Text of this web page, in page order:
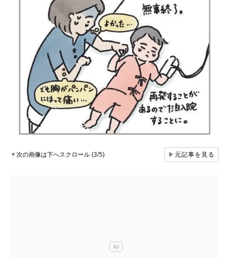
▼次の画像は下へスクロール (3/5) ▶元記事を見る